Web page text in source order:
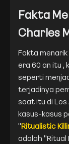
Fakta
Charles
Fakta
era 60 an itu ,
seperti
terjadinya
saat itu di Los
kasus-kasus
"Ritualistic
adalah "Ritual